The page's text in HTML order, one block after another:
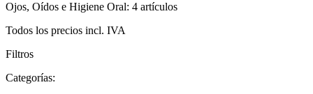
Ojos, Oídos e Higiene Oral: 4 artículos
Todos los precios incl. IVA
Filtros
Categorías: